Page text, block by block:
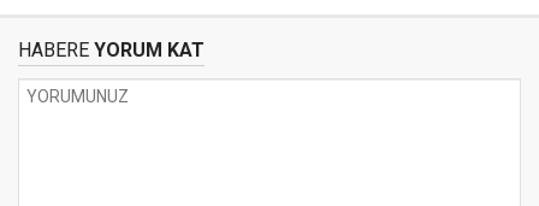
HABERE YORUM KAT